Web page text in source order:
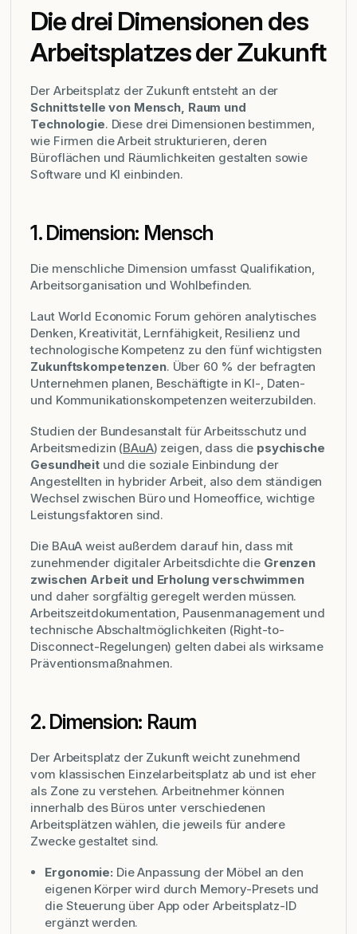
Die drei Dimensionen des
Arbeitsplatzes der Zukunft
Der Arbeitsplatz der Zukunft entsteht an der
Schnittstelle von Mensch, Raum und
Technologie. Diese drei Dimensionen bestimmen,
wie Firmen die Arbeit strukturieren, deren
Büroflächen und Räumlichkeiten gestalten sowie
Software und KI einbinden.
1. Dimension: Mensch
Die menschliche Dimension umfasst Qualifikation,
Arbeitsorganisation und Wohlbefinden.
Laut World Economic Forum gehören analytisches
Denken, Kreativität, Lernfähigkeit, Resilienz und
technologische Kompetenz zu den fünf wichtigsten
Zukunftskompetenzen. Über 60 % der befragten
Unternehmen planen, Beschäftigte in KI-, Daten-
und Kommunikationskompetenzen weiterzubilden.
Studien der Bundesanstalt für Arbeitsschutz und
Arbeitsmedizin (BAuA) zeigen, dass die psychische
Gesundheit und die soziale Einbindung der
Angestellten in hybrider Arbeit, also dem ständigen
Wechsel zwischen Büro und Homeoffice, wichtige
Leistungsfaktoren sind.
Die BAuA weist außerdem darauf hin, dass mit
zunehmender digitaler Arbeitsdichte die Grenzen
zwischen Arbeit und Erholung verschwimmen
und daher sorgfältig geregelt werden müssen.
Arbeitszeitdokumentation, Pausenmanagement und
technische Abschaltmöglichkeiten (Right-to-
Disconnect-Regelungen) gelten dabei als wirksame
Präventionsmaßnahmen.
2. Dimension: Raum
Der Arbeitsplatz der Zukunft weicht zunehmend
vom klassischen Einzelarbeitsplatz ab und ist eher
als Zone zu verstehen. Arbeitnehmer können
innerhalb des Büros unter verschiedenen
Arbeitsplätzen wählen, die jeweils für andere
Zwecke gestaltet sind.
Ergonomie: Die Anpassung der Möbel an den
eigenen Körper wird durch Memory-Presets und
die Steuerung über App oder Arbeitsplatz-ID
ergänzt werden.